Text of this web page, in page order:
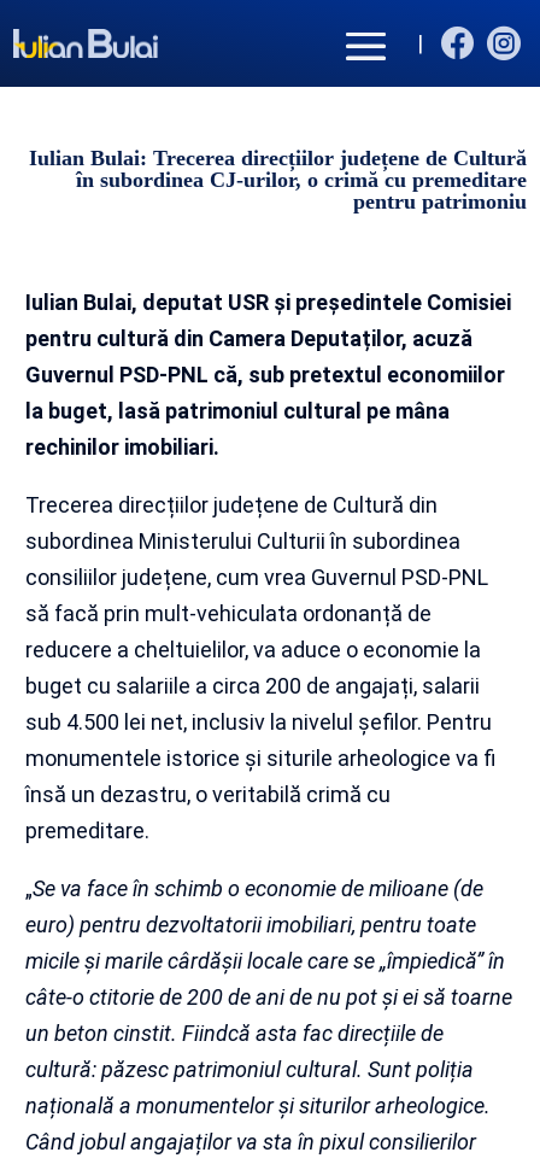
|  
Iulian Bulai: Trecerea direcțiilor județene de Cultură
în subordinea CJ-urilor, o crimă cu premeditare
pentru patrimoniu
Iulian Bulai, deputat USR și președintele Comisiei
pentru cultură din Camera Deputaților, acuză
Guvernul PSD-PNL că, sub pretextul economiilor
la buget, lasă patrimoniul cultural pe mâna
rechinilor imobiliari.
Trecerea direcțiilor județene de Cultură din
subordinea Ministerului Culturii în subordinea
consiliilor județene, cum vrea Guvernul PSD-PNL
să facă prin mult-vehiculata ordonanță de
reducere a cheltuielilor, va aduce o economie la
buget cu salariile a circa 200 de angajați, salarii
sub 4.500 lei net, inclusiv la nivelul șefilor. Pentru
monumentele istorice și siturile arheologice va fi
însă un dezastru, o veritabilă crimă cu
premeditare.
„Se va face în schimb o economie de milioane (de
euro) pentru dezvoltatorii imobiliari, pentru toate
micile și marile cârdășii locale care se „împiedică” în
câte-o ctitorie de 200 de ani de nu pot și ei să toarne
un beton cinstit. Fiindcă asta fac direcțiile de
cultură: păzesc patrimoniul cultural. Sunt poliția
națională a monumentelor și siturilor arheologice.
Când jobul angajaților va sta în pixul consilierilor